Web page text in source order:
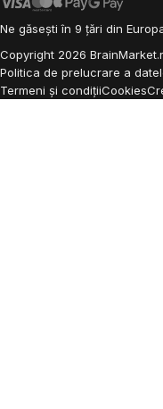
Ne găsești în 9 țări din
Copyright 2026
Politica de prelucrare a
Termeni și condițiiCookies